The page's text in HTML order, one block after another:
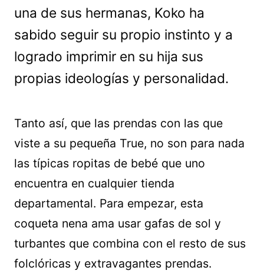
una de sus hermanas, Koko ha
sabido seguir su propio instinto y a
logrado imprimir en su hija sus
propias ideologías y personalidad.
Tanto así, que las prendas con las que
viste a su pequeña True, no son para nada
las típicas ropitas de bebé que uno
encuentra en cualquier tienda
departamental. Para empezar, esta
coqueta nena ama usar gafas de sol y
turbantes que combina con el resto de sus
folclóricas y extravagantes prendas.